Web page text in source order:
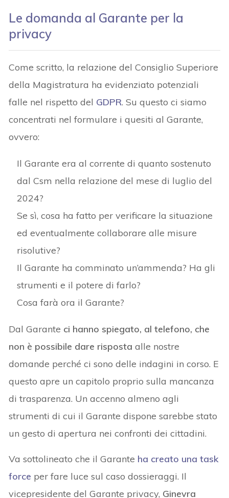
Le domanda al Garante per la
privacy
Come scritto, la relazione del Consiglio Superiore
della Magistratura ha evidenziato potenziali
falle nel rispetto del GDPR. Su questo ci siamo
concentrati nel formulare i quesiti al Garante,
ovvero:
Il Garante era al corrente di quanto sostenuto
dal Csm nella relazione del mese di luglio del
2024?
Se sì, cosa ha fatto per verificare la situazione
ed eventualmente collaborare alle misure
risolutive?
Il Garante ha comminato un’ammenda? Ha gli
strumenti e il potere di farlo?
Cosa farà ora il Garante?
Dal Garante ci hanno spiegato, al telefono, che
non è possibile dare risposta alle nostre
domande perché ci sono delle indagini in corso. E
questo apre un capitolo proprio sulla mancanza
di trasparenza. Un accenno almeno agli
strumenti di cui il Garante dispone sarebbe stato
un gesto di apertura nei confronti dei cittadini.
Va sottolineato che il Garante ha creato una task
force per fare luce sul caso dossieraggi. Il
vicepresidente del Garante privacy, Ginevra